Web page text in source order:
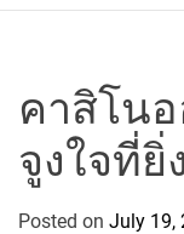
o
l
o
C
คาสิโน
จูงใจที่
Posted on July 19,